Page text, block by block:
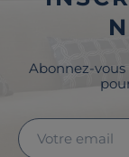
Abonnez-